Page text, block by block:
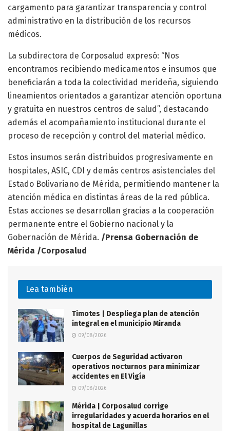
cargamento para garantizar transparencia y control
administrativo en la distribución de los recursos
médicos.
La subdirectora de Corposalud expresó: “Nos
encontramos recibiendo medicamentos e insumos que
beneficiarán a toda la colectividad merideña, siguiendo
lineamientos orientados a garantizar atención oportuna
y gratuita en nuestros centros de salud”, destacando
además el acompañamiento institucional durante el
proceso de recepción y control del material médico.
Estos insumos serán distribuidos progresivamente en
hospitales, ASIC, CDI y demás centros asistenciales del
Estado Bolivariano de Mérida, permitiendo mantener la
atención médica en distintas áreas de la red pública.
Estas acciones se desarrollan gracias a la cooperación
permanente entre el Gobierno nacional y la
Gobernación de Mérida. /Prensa Gobernación de
Mérida /Corposalud
Lea también
Timotes | Despliega plan de atención
integral en el municipio Miranda
09/08/2026
Cuerpos de Seguridad activaron
operativos nocturnos para minimizar
accidentes en El Vigía
09/08/2026
Mérida | Corposalud corrige
irregularidades y acuerda horarios en el
hospital de Lagunillas